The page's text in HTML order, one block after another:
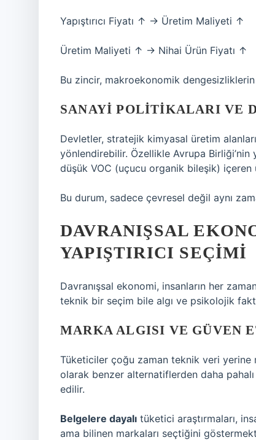
Yapıştırıcı Fiyatı ↑ → Üretim Maliyeti ↑
Üretim Maliyeti ↑ → Nihai Ürün Fiyatı ↑
Bu zincir, makroekonomik dengesizliklerin
SANAYI POLITIKALARI VE
Devletler, stratejik kimyasal üretim
yönlendirebilir. Özellikle Avrupa Birliği’nin
düşük VOC (uçucu organik bileşik) içeren
Bu durum, sadece çevresel değil aynı
DAVRANIŞSAL
YAPIŞTIRICI SEÇIMI
Davranışsal ekonomi, insanların her
teknik bir seçim bile algı ve psikolojik
MARKA ALGISI VE GÜVEN
Tüketiciler çoğu zaman teknik veri yerine
olarak benzer alternatiflerden daha
edilir.
Belgelere dayalı tüketici araştırmaları,
ama bilinen markaları seçtiğini